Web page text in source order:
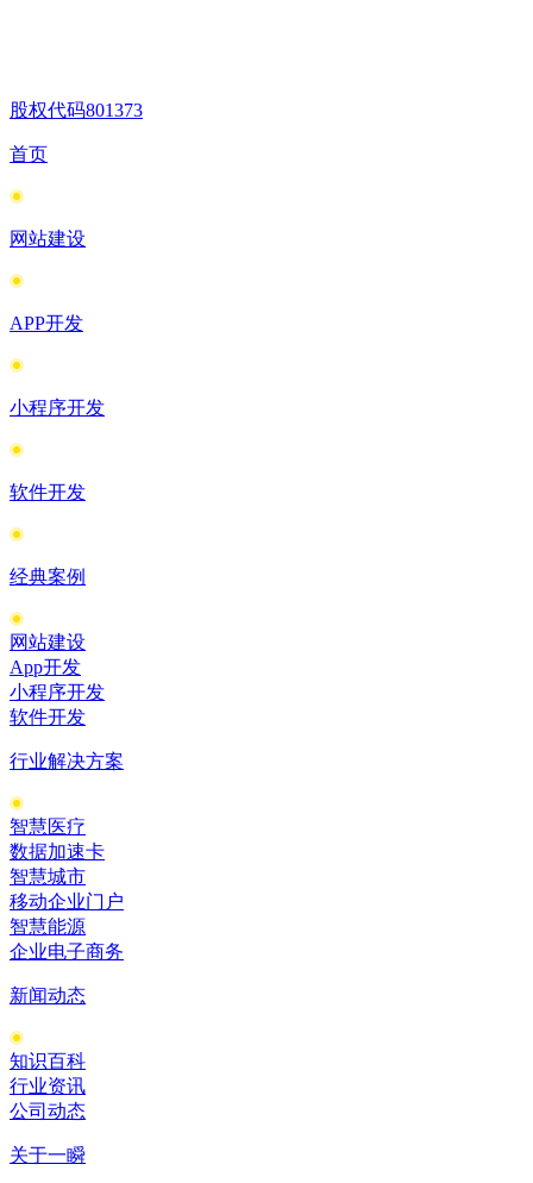
股权代码801373
首页
网站建设
APP开发
小程序开发
软件开发
经典案例
网站建设
App开发
小程序开发
软件开发
行业解决方案
智慧医疗
数据加速卡
智慧城市
移动企业门户
智慧能源
企业电子商务
新闻动态
知识百科
行业资讯
公司动态
关于一瞬